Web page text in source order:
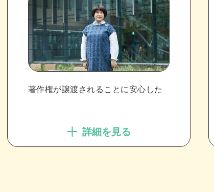
著作権が譲渡されることに安心した
詳細を見る